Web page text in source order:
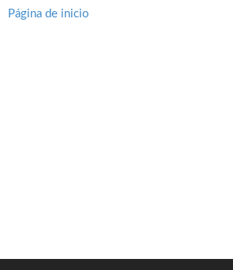
Página de inicio